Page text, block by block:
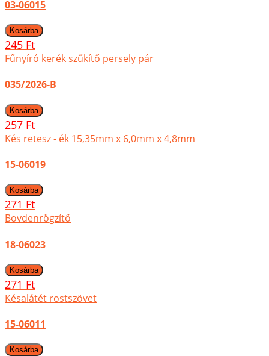
03-06015
245 Ft
Fűnyíró kerék szűkítő persely pár
035/2026-B
257 Ft
Kés retesz - ék 15,35mm x 6,0mm x 4,8mm
15-06019
271 Ft
Bovdenrögzítő
18-06023
271 Ft
Késalátét rostszövet
15-06011